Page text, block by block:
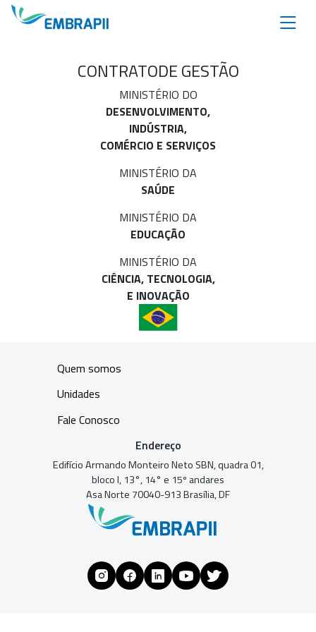
CONTRATODE GESTÃO
MINISTÉRIO DO
DESENVOLVIMENTO,
INDÚSTRIA,
COMÉRCIO E SERVIÇOS
MINISTÉRIO DA
SAÚDE
MINISTÉRIO DA
EDUCAÇÃO
MINISTÉRIO DA
CIÊNCIA, TECNOLOGIA,
E INOVAÇÃO
Quem somos
Unidades
Fale Conosco
Endereço
Edifício Armando Monteiro Neto SBN, quadra 01,
bloco I, 13°, 14° e 15º andares
Asa Norte 70040-913 Brasília, DF